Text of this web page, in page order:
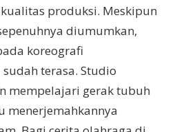
produksi. Meskipun
diumumkan,
koreografi
terasa. Studio
mempelajari gerak tubuh
menerjemahkannya